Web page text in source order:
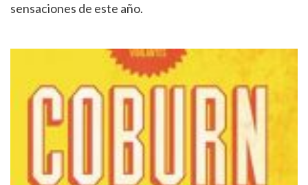
sensaciones de este año.